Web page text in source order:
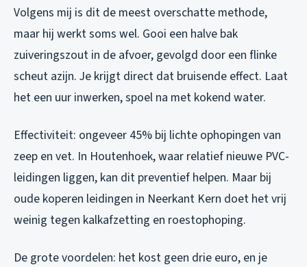
Volgens mij is dit de meest overschatte methode,
maar hij werkt soms wel. Gooi een halve bak
zuiveringszout in de afvoer, gevolgd door een flinke
scheut azijn. Je krijgt direct dat bruisende effect. Laat
het een uur inwerken, spoel na met kokend water.
Effectiviteit: ongeveer 45% bij lichte ophopingen van
zeep en vet. In Houtenhoek, waar relatief nieuwe PVC-
leidingen liggen, kan dit preventief helpen. Maar bij
oude koperen leidingen in Neerkant Kern doet het vrij
weinig tegen kalkafzetting en roestophoping.
De grote voordelen: het kost geen drie euro, en je